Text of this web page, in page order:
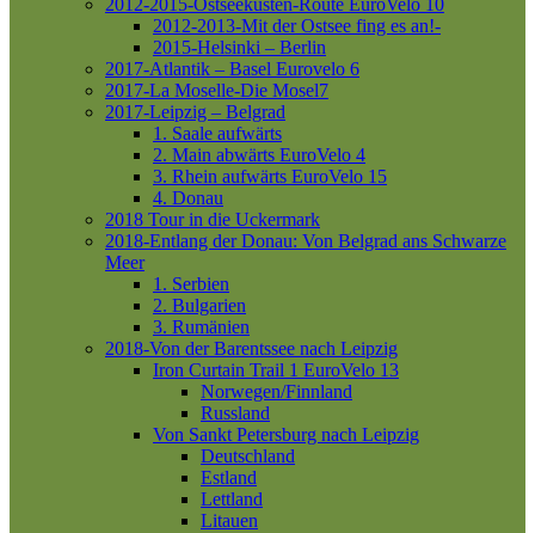
2012-2013-Mit der Ostsee fing es an!-
2015-Helsinki – Berlin
2017-Atlantik – Basel Eurovelo 6
2017-La Moselle-Die Mosel7
2017-Leipzig – Belgrad
1. Saale aufwärts
2. Main abwärts EuroVelo 4
3. Rhein aufwärts EuroVelo 15
4. Donau
2018 Tour in die Uckermark
2018-Entlang der Donau: Von Belgrad ans Schwarze
Meer
1. Serbien
2. Bulgarien
3. Rumänien
2018-Von der Barentssee nach Leipzig
Iron Curtain Trail 1 EuroVelo 13
Norwegen/Finnland
Russland
Von Sankt Petersburg nach Leipzig
Deutschland
Estland
Lettland
Litauen